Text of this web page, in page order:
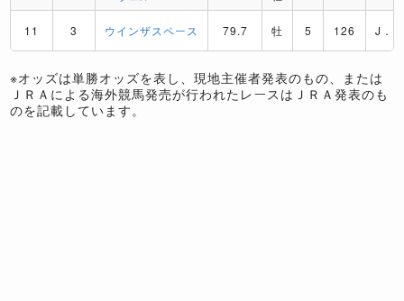
11 3 ウインザスペース 79.7 牡 5 126 J．
※オッズは単勝オッズを表し、現地主催者発表のもの、または
ＪＲＡによる海外競馬発売が行われたレースはＪＲＡ発表のも
のを記載しています。